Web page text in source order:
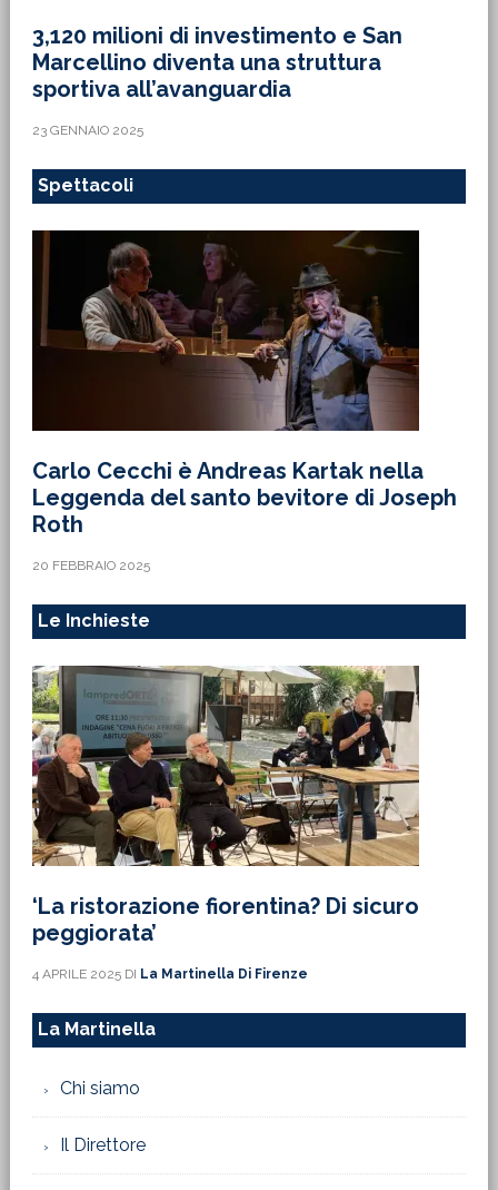
3,120 milioni di investimento e San
Marcellino diventa una struttura
sportiva all’avanguardia
23 GENNAIO 2025
Spettacoli
Carlo Cecchi è Andreas Kartak nella
Leggenda del santo bevitore di Joseph
Roth
20 FEBBRAIO 2025
Le Inchieste
‘La ristorazione fiorentina? Di sicuro
peggiorata’
4 APRILE 2025DI La Martinella Di Firenze
La Martinella
Chi siamo
Il Direttore